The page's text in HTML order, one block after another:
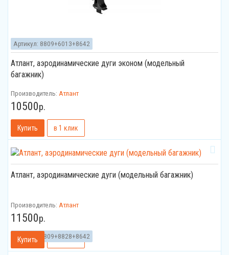
Атлант, аэродинамические дуги эконом (модельный
багажник)
Артикул: 8809+6013+8642
Производитель: Атлант
10500р.
Атлант, аэродинамические дуги (модельный багажник)
Артикул: 8809+8828+8642
Производитель: Атлант
11500р.